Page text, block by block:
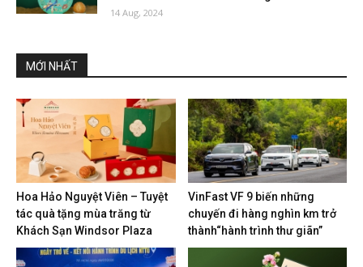
14 Aug, 2024
MỚI NHẤT
Hoa Hảo Nguyệt Viên – Tuyệt
tác quà tặng mùa trăng từ
Khách Sạn Windsor Plaza
VinFast VF 9 biến những
chuyến đi hàng nghìn km trở
thành“hành trình thư giãn”